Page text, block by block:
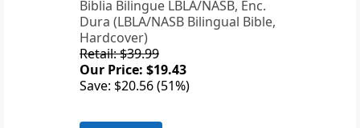
Biblia Bilingue LBLA/NASB, Enc.
Dura (LBLA/NASB Bilingual Bible,
Hardcover)
Retail: $39.99
Our Price: $19.43
Save: $20.56 (51%)